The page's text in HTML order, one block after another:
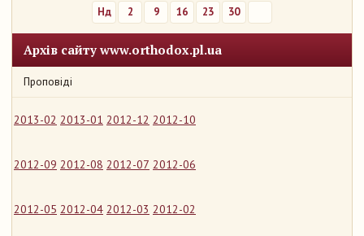
Нд
2 9 16 23 30
Архів сайту www.orthodox.pl.ua
Проповіді
2013-02 2013-01 2012-12 2012-10
2012-09 2012-08 2012-07 2012-06
2012-05 2012-04 2012-03 2012-02